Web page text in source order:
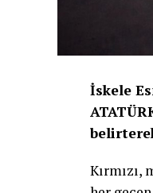
İskele